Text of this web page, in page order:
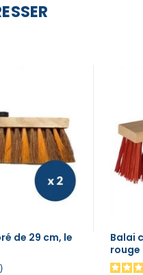
de 29 cm, le
Balai
rouge